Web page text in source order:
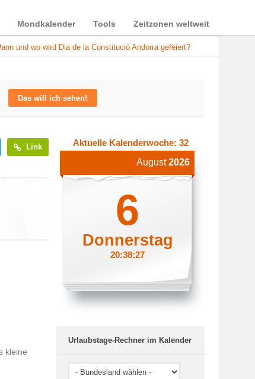
Mondkalender Tools Zeitzonen weltweit
und wo wird Dia de la Constitució Andorra gefeiert?
Das will ich sehen!
Link
kleine
Aktuelle Kalenderwoche: 32
August2026
6
Donnerstag
20:38:27
Urlaubstage-Rechner im Kalender